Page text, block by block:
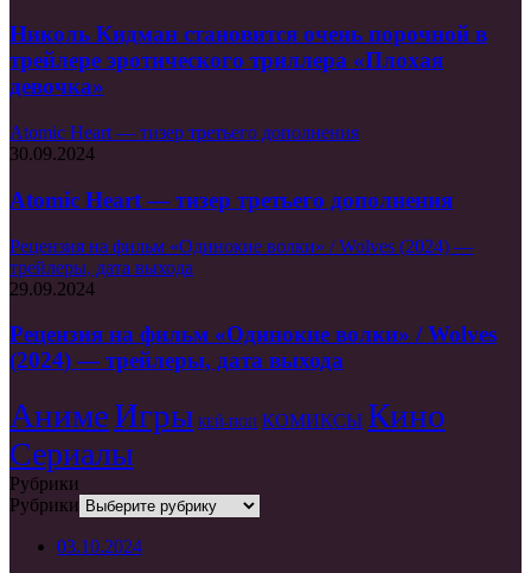
Николь Кидман становится очень порочной в
трейлере эротического триллера «Плохая
девочка»
Atomic Heart — тизер третьего дополнения
30.09.2024
Atomic Heart — тизер третьего дополнения
Рецензия на фильм «Одинокие волки» / Wolves (2024) —
трейлеры, дата выхода
29.09.2024
Рецензия на фильм «Одинокие волки» / Wolves
(2024) — трейлеры, дата выхода
АнимеИгры КЕЙ-ПОП КОМИКСЫ Кино
Сериалы
Рубрики
Рубрики
03.10.2024